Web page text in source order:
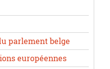
parlement belge
européennes